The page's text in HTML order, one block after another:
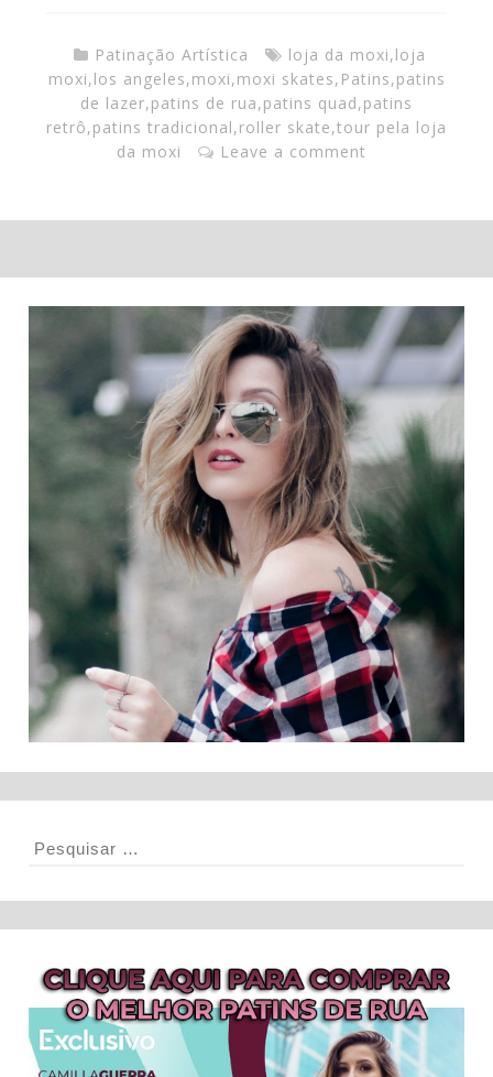
Patinação Artística loja da moxi,loja
moxi,los angeles,moxi,moxi skates, Patins,patins
de lazer,patins de rua,patins quad,patins
retrô,patins tradicional,roller skate,tour pela loja
da moxi
Leave a comment